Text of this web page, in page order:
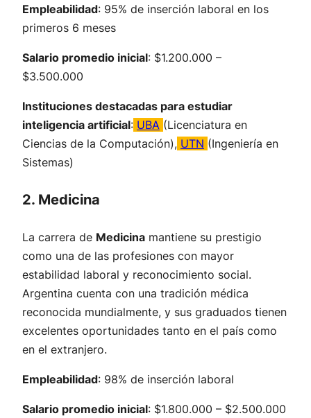
Empleabilidad: 95% de inserción laboral en los
primeros 6 meses
Salario promedio inicial: $1.200.000 –
$3.500.000
Instituciones destacadas para estudiar
inteligencia artificial: UBA (Licenciatura en
Ciencias de la Computación), UTN (Ingeniería en
Sistemas)
2. Medicina
La carrera de Medicina mantiene su prestigio
como una de las profesiones con mayor
estabilidad laboral y reconocimiento social.
Argentina cuenta con una tradición médica
reconocida mundialmente, y sus graduados tienen
excelentes oportunidades tanto en el país como
en el extranjero.
Empleabilidad: 98% de inserción laboral
Salario promedio inicial: $1.800.000 – $2.500.000